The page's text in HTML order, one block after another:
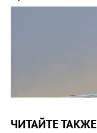
ЧИТАЙТЕ ТАКЖЕ